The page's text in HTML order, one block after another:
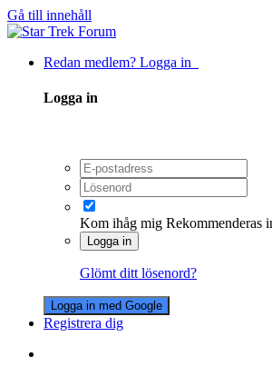
Gå till innehåll
Redan medlem? Logga in
Logga in
Kom ihåg mig Rekommenderas
Logga in
Glömt ditt lösenord?
Logga in med Google
Registrera dig